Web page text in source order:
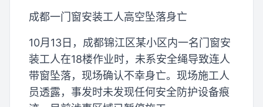
成都一门窗安装工人高空坠落身亡
10月13日，成都锦江区某小区内一名门窗安
装工人在18楼作业时，未系安全绳导致连人
带窗坠落，现场确认不幸身亡。现场施工人
员透露，事发时未发现任何安全防护设备痕